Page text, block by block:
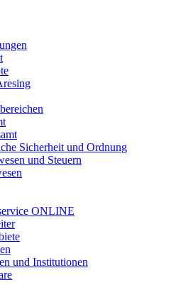
Sicherheit und Ordnung
und Steuern
ONLINE
und Institutionen